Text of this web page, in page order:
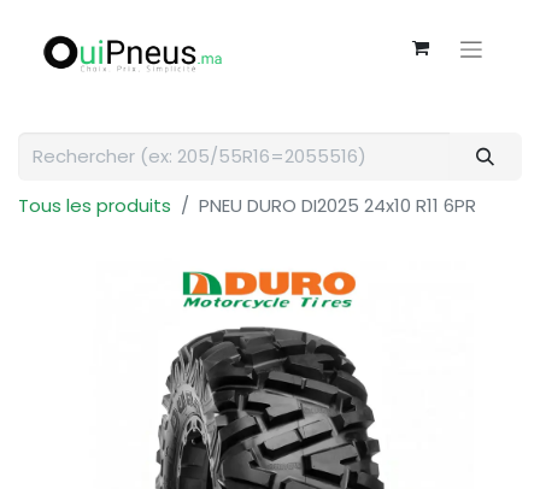
Tous les produits PNEU DURO DI2025 24x10 R11 6PR